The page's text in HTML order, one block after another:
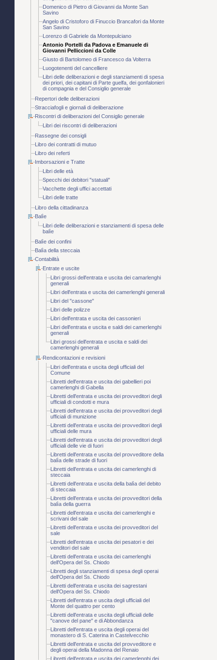
Domenico di Pietro di Giovanni da Monte San
Savino
Angelo di Cristoforo di Finuccio Brancafori da Monte
San Savino
Lorenzo di Gabriele da Montepulciano
Antonio Portelli da Padova e Emanuele di
Giovanni Pelliccioni da Colle
Giusto di Bartolomeo di Francesco da Volterra
Luogotenenti del cancelliere
Libri delle deliberazioni e degli stanziamenti di spesa
dei priori, dei capitani di Parte guelfa, dei gonfalonieri
di compagnia e del Consiglio generale
Repertori delle deliberazioni
Stracciafogli e giornali di deliberazione
Riscontri di deliberazioni del Consiglio generale
Libri dei riscontri di deliberazioni
Rassegne dei consigli
Libro dei contratti di mutuo
Libro dei referti
Imborsazioni e Tratte
Libri delle età
Specchi dei debitori "statuali"
Vacchette degli uffici accettati
Libri delle tratte
Libro della cittadinanza
Balìe
Libri delle deliberazioni e stanziamenti di spesa delle
balìe
Balìe dei confini
Balìa della steccaia
Contabilità
Entrate e uscite
Libri grossi dell'entrata e uscita dei camarlenghi
generali
Libri dell'entrata e uscita dei camerlenghi generali
Libri del "cassone"
Libri delle polizze
Libri dell'entrata e uscita dei cassonieri
Libri dell'entrata e uscita e saldi dei camerlenghi
generali
Libri grossi dell'entrata e uscita e saldi dei
camerlenghi generali
Rendicontazioni e revisioni
Libri dell'entrata e uscita degli ufficiali del
Comune
Libretti dell'entrata e uscita dei gabellieri poi
camerlenghi di Gabella
Libretti dell'entrata e uscita dei provveditori degli
ufficiali di condotti e mura
Libretti dell'entrata e uscita dei provveditori degli
ufficiali di munizione
Libretti dell'entrata e uscita dei provveditori degli
ufficiali delle mura
Libretti dell'entrata e uscita dei provveditori degli
ufficiali delle vie di fuori
Libretti dell'entrata e uscita del provveditore della
balìa delle strade di fuori
Libretti dell'entrata e uscita dei camerlenghi di
steccaia
Libretti dell'entrata e uscita della balìa del debito
di steccaia
Libretti dell'entrata e uscita dei provveditori della
balìa della guerra
Libretti dell'entrata e uscita dei camerlenghi e
scrivani del sale
Libretti dell'entrata e uscita dei provveditori del
sale
Libretti dell'entrata e uscita dei pesatori e dei
venditori del sale
Libretti dell'entrata e uscita dei camerlenghi
dell'Opera del Ss. Chiodo
Libretti degli stanziamenti di spesa degli operai
dell'Opera del Ss. Chiodo
Libretti dell'entrata e uscita dei sagrestani
dell'Opera del Ss. Chiodo
Libretti dell'entrata e uscita degli ufficiali del
Monte del quattro per cento
Libretti dell'entrata e uscita degli ufficiali delle
"canove del pane" e di Abbondanza
Libretti dell'entrata e uscita degli operai del
monastero di S. Caterina in Castelvecchio
Libretti dell'entrata e uscita del provveditore e
degli operai della Madonna del Renaio
Libretti dell'entrata e uscita dei camerlenghi dei